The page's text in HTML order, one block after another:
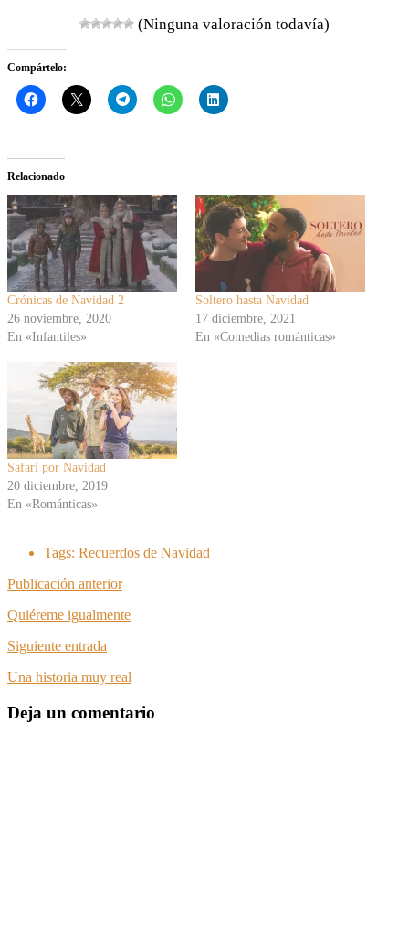
(Ninguna valoración todavía)
Compártelo:
Relacionado
Crónicas de Navidad 2
26 noviembre, 2020
En «Infantiles»
Soltero hasta Navidad
17 diciembre, 2021
En «Comedias románticas»
Safari por Navidad
20 diciembre, 2019
En «Románticas»
Tags: Recuerdos de Navidad
Publicación anterior
Quiéreme igualmente
Siguiente entrada
Una historia muy real
Deja un comentario